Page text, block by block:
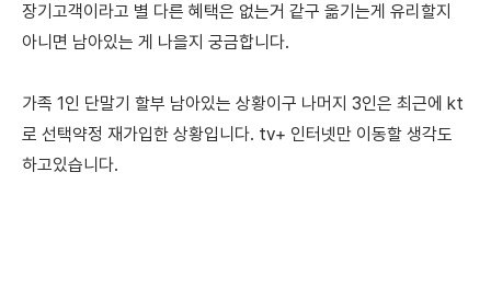
장기고객이라고 별 다른 혜택은 없는거 같구 옮기는게 유리할지
아니면 남아있는 게 나을지 궁금합니다.
가족 1인 단말기 할부 남아있는 상황이구 나머지 3인은 최근에 kt
로 선택약정 재가입한 상황입니다. tv+ 인터넷만 이동할 생각도
하고있습니다.